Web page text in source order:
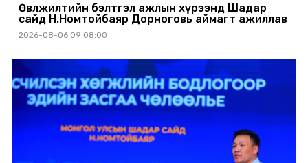
Өвөлжилтийн бэлтгэл ажлын хүрээнд Шадар
сайд Н.Номтойбаяр Дорноговь аймагт ажиллав
2026-08-06 09:08:00